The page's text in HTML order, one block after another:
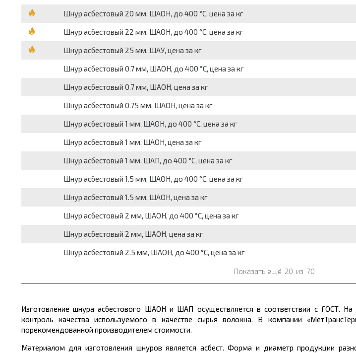
Шнур асбестовый 20 мм, ШАОН, до 400 °С, цена за кг
Шнур асбестовый 22 мм, ШАОН, до 400 °С, цена за кг
Шнур асбестовый 25 мм, ШАУ, цена за кг
Шнур асбестовый 0.7 мм, ШАОН, до 400 °С, цена за кг
Шнур асбестовый 0.7 мм, ШАОН, цена за кг
Шнур асбестовый 0.75 мм, ШАОН, цена за кг
Шнур асбестовый 1 мм, ШАОН, до 400 °С, цена за кг
Шнур асбестовый 1 мм, ШАОН, цена за кг
Шнур асбестовый 1 мм, ШАП, до 400 °С, цена за кг
Шнур асбестовый 1.5 мм, ШАОН, до 400 °С, цена за кг
Шнур асбестовый 1.5 мм, ШАОН, цена за кг
Шнур асбестовый 2 мм, ШАОН, до 400 °С, цена за кг
Шнур асбестовый 2 мм, ШАОН, цена за кг
Шнур асбестовый 2.5 мм, ШАОН, до 400 °С, цена за кг
Показать ещё 20 из 70
Изготовление шнура асбестового ШАОН и ШАП осуществляется в соответствии с ГОСТ. На
контроль качества используемого в качестве сырья волокна. В компании
порекомендованной производителем стоимости.
Материалом для изготовления шнуров является асбест. Форма и диаметр продукции